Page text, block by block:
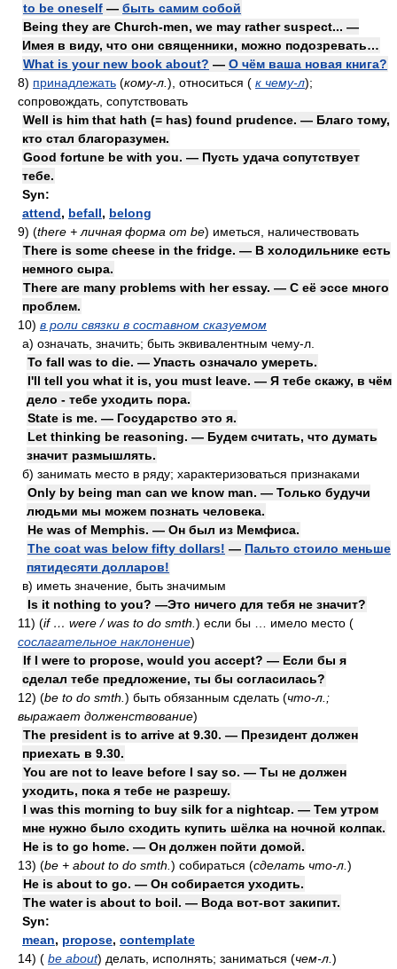
to be oneself — быть самим собой
Being they are Church-men, we may rather suspect... —
Имея в виду, что они священники, можно подозревать…
What is your new book about? — О чём ваша новая книга?
8) принадлежать (кому-л. ) , относиться ( к чему-л);
сопровождать, сопутствовать
Well is him that hath (= has) found prudence. — Благо тому,
кто стал благоразумен.
Good fortune be with you. — Пусть удача сопутствует
тебе.
Syn:
attend, befall, belong
9) (there + личная форма от be) иметься, наличествовать
There is some cheese in the fridge. — В холодильнике есть
немного сыра.
There are many problems with her essay. — С её эссе много
проблем.
10) в роли связки в составном сказуемом
а) означать, значить; быть эквивалентным чему-л.
To fall was to die. — Упасть означало умереть.
I'll tell you what it is, you must leave. — Я тебе скажу, в чём
дело - тебе уходить пора.
State is me. — Государство это я.
Let thinking be reasoning. — Будем считать, что думать
значит размышлять.
б) занимать место в ряду; характеризоваться признаками
Only by being man can we know man. — Только будучи
людьми мы можем познать человека.
He was of Memphis. — Он был из Мемфиса.
The coat was below fifty dollars! — Пальто стоило меньше
пятидесяти долларов!
в) иметь значение, быть значимым
Is it nothing to you? —Это ничего для тебя не значит?
11) (if … were / was to do smth. ) если бы … имело место (
сослагательное наклонение)
If I were to propose, would you accept? — Если бы я
сделал тебе предложение, ты бы согласилась?
12) (be to do smth. ) быть обязанным сделать (что-л.;
выражает долженствование)
The president is to arrive at 9.30. — Президент должен
приехать в 9.30.
You are not to leave before I say so. — Ты не должен
уходить, пока я тебе не разрешу.
I was this morning to buy silk for a nightcap. — Тем утром
мне нужно было сходить купить шёлка на ночной колпак.
He is to go home. — Он должен пойти домой.
13) (be + about to do smth. ) собираться (сделать что-л. )
He is about to go. — Он собирается уходить.
The water is about to boil. — Вода вот-вот закипит.
Syn:
mean, propose, contemplate
14) ( be about) делать, исполнять; заниматься (чем-л. )